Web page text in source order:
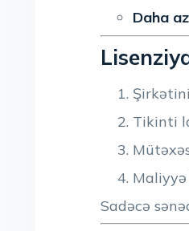
Daha
Tikinti
Maliyyə
Sadəcə